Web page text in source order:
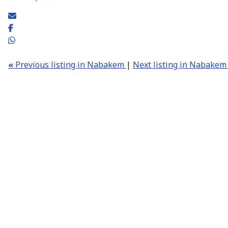
« Previous listing in Nabakem | Next listing in Nabakem